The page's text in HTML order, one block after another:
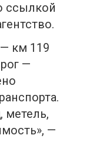
ссылкой
— км 119
—
метель,
—